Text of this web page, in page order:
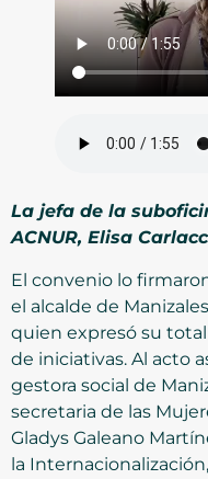
La jefa de la
ACNUR, Elisa
El convenio lo
el alcalde de
quien expresó su
de iniciativas. Al acto
gestora social de
secretaria de las
Gladys Galeano
la